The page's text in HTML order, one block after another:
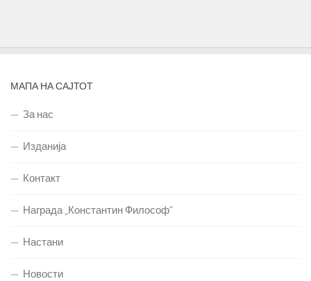
МАПА НА САЈТОТ
За нас
Изданија
Контакт
Награда „Константин Философ“
Настани
Новости